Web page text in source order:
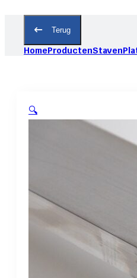
Terug
HomeProductenStaven
🔍